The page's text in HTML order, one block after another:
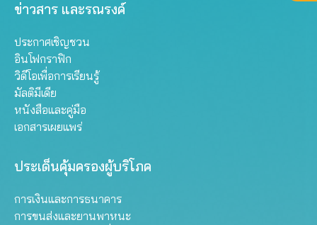
ข่าวสาร และรณรงค์
ประกาศเชิญชวน
อินโฟกราฟิก
วิดีโอเพื่อการเรียนรู้
มัลติมีเดีย
หนังสือและคู่มือ
เอกสารเผยแพร่
ประเด็นคุ้มครองผู้บริโภค
การเงินและการธนาคาร
การขนส่งและยานพาหนะ